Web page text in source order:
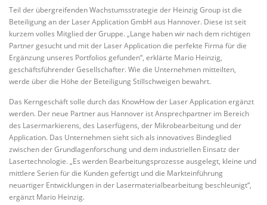
Teil der übergreifenden Wachstumsstrategie der Heinzig Group ist die
Beteiligung an der Laser Application GmbH aus Hannover. Diese ist seit
kurzem volles Mitglied der Gruppe. „Lange haben wir nach dem richtigen
Partner gesucht und mit der Laser Application die perfekte Firma für die
Ergänzung unseres Portfolios gefunden“, erklärte Mario Heinzig,
geschäftsführender Gesellschafter. Wie die Unternehmen mitteilten,
werde über die Höhe der Beteiligung Stillschweigen bewahrt.
Das Kerngeschäft solle durch das KnowHow der Laser Application ergänzt
werden. Der neue Partner aus Hannover ist Ansprechpartner im Bereich
des Lasermarkierens, des Laserfügens, der Mikrobearbeitung und der
Application. Das Unternehmen sieht sich als innovatives Bindeglied
zwischen der Grundlagenforschung und dem industriellen Einsatz der
Lasertechnologie. „Es werden Bearbeitungsprozesse ausgelegt, kleine und
mittlere Serien für die Kunden gefertigt und die Markteinführung
neuartiger Entwicklungen in der Lasermaterialbearbeitung beschleunigt“,
ergänzt Mario Heinzig.